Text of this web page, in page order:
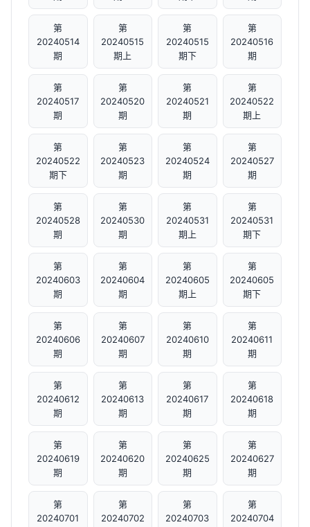
第
20240514
期
第
20240515
期上
第
20240515
期下
第
20240516
期
第
20240517
期
第
20240520
期
第
20240521
期
第
20240522
期上
第
20240522
期下
第
20240523
期
第
20240524
期
第
20240527
期
第
20240528
期
第
20240530
期
第
20240531
期上
第
20240531
期下
第
20240603
期
第
20240604
期
第
20240605
期上
第
20240605
期下
第
20240606
期
第
20240607
期
第
20240610
期
第
20240611
期
第
20240612
期
第
20240613
期
第
20240617
期
第
20240618
期
第
20240619
期
第
20240620
期
第
20240625
期
第
20240627
期
第
20240701
第
20240702
第
20240703
第
20240704